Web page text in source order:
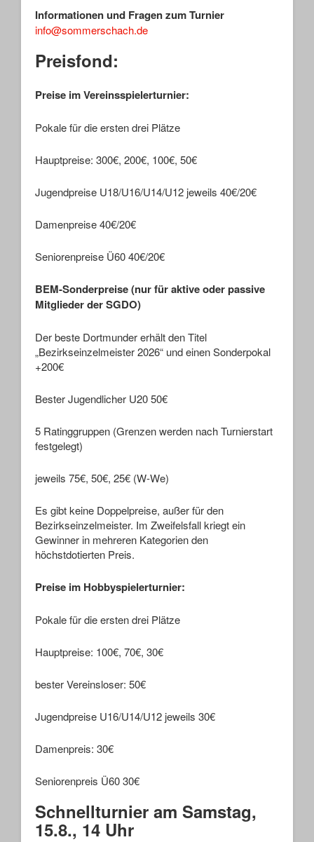
Informationen und Fragen zum Turnier
info@sommerschach.de
Preisfond:
Preise im Vereinsspielerturnier:
Pokale für die ersten drei Plätze
Hauptpreise: 300€, 200€, 100€, 50€
Jugendpreise U18/U16/U14/U12 jeweils 40€/20€
Damenpreise 40€/20€
Seniorenpreise Ü60 40€/20€
BEM-Sonderpreise (nur für aktive oder passive
Mitglieder der SGDO)
Der beste Dortmunder erhält den Titel
„Bezirkseinzelmeister 2026“ und einen Sonderpokal
+200€
Bester Jugendlicher U20 50€
5 Ratinggruppen (Grenzen werden nach Turnierstart
festgelegt)
jeweils 75€, 50€, 25€ (W-We)
Es gibt keine Doppelpreise, außer für den
Bezirkseinzelmeister. Im Zweifelsfall kriegt ein
Gewinner in mehreren Kategorien den
höchstdotierten Preis.
Preise im Hobbyspielerturnier:
Pokale für die ersten drei Plätze
Hauptpreise: 100€, 70€, 30€
bester Vereinsloser: 50€
Jugendpreise U16/U14/U12 jeweils 30€
Damenpreis: 30€
Seniorenpreis Ü60 30€
Schnellturnier am Samstag,
15.8., 14 Uhr